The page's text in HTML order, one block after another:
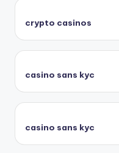
crypto casinos
casino sans kyc
casino sans kyc